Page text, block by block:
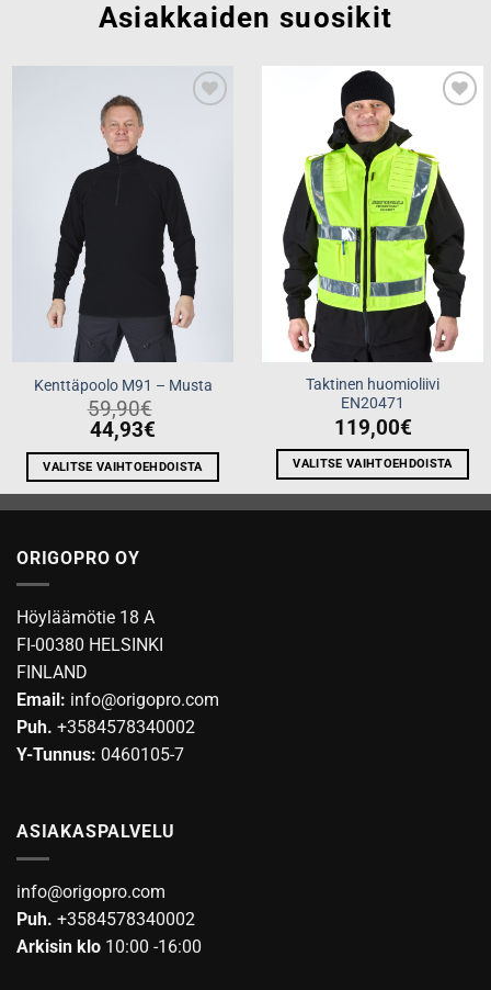
Asiakkaiden suosikit
Kenttäpoolo M91 – Musta
59,90€
44,93€
VALITSE VAIHTOEHDOISTA
Tällä
tuotteella
useampi
Voit
valinnat
sivulla.
Taktinen huomioliivi
EN20471
119,00€
VALITSE VAIHTOEHDOISTA
tuotteella
ORIGOPRO OY
Höyläämötie 18 A
FI-00380 HELSINKI
FINLAND
Email: info@origopro.com
Puh. +3584578340002
Y-Tunnus: 0460105-7
ASIAKASPALVELU
info@origopro.com
Puh. +3584578340002
Arkisin klo 10:00 -16:00